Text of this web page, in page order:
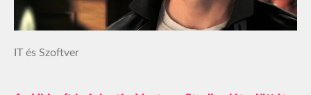
IT és Szoftver